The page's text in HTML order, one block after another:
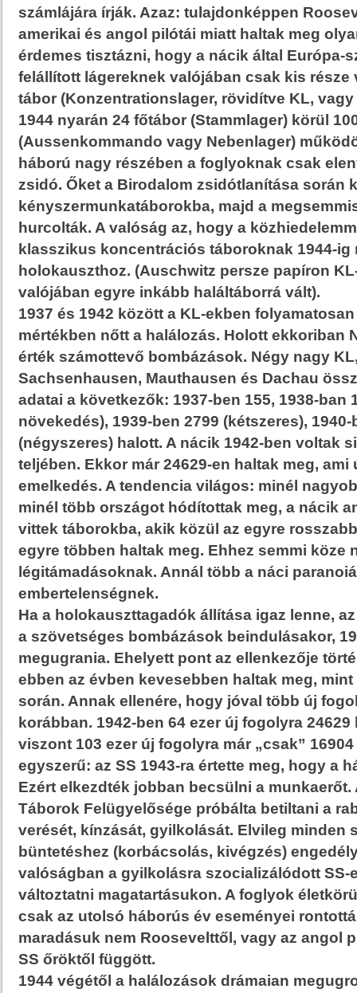
számlájára írják. Azaz: tulajdonképpen
amerikai és angol pilótái miatt haltak meg
érdemes tisztázni, hogy a nácik által Európa-
felállított lágereknek valójában csak kis
tábor (Konzentrationslager, rövidítve KL,
1944 nyarán 24 főtábor (Stammlager) körül
(Aussenkommando vagy Nebenlager)
háború nagy részében a foglyoknak csak
zsidó. Őket a Birodalom zsidótlanítása során
kényszermunkatáborokba, majd a
hurcolták. A valóság az, hogy a
klasszikus koncentrációs táboroknak 1944-ig
holokauszthoz. (Auschwitz persze papíron
valójában egyre inkább haláltáborrá vált).
1937 és 1942 között a KL-ekben
mértékben nőtt a halálozás. Holott ekkoriban
érték számottevő bombázások. Négy nagy
Sachsenhausen, Mauthausen és Dachau
adatai a következők: 1937-ben 155, 1938-ban
növekedés), 1939-ben 2799 (kétszeres), 1940-
(négyszeres) halott. A nácik 1942-ben voltak
teljében. Ekkor már 24629-en haltak meg, ami
emelkedés. A tendencia világos: minél
minél több országot hódítottak meg, a nácik
vittek táborokba, akik közül az egyre
egyre többen haltak meg. Ehhez semmi köze
légitámadásoknak. Annál több a náci
embertelenségnek.
Ha a holokauszttagadók állítása igaz lenne,
a szövetséges bombázások beindulásakor,
megugrania. Ehelyett pont az ellenkezője
ebben az évben kevesebben haltak meg,
során. Annak ellenére, hogy jóval több új
korábban. 1942-ben 64 ezer új fogolyra 24629
viszont 103 ezer új fogolyra már „csak”
egyszerű: az SS 1943-ra értette meg, hogy a
Ezért elkezdték jobban becsülni a
Táborok Felügyelősége próbálta betiltani a
verését, kínzását, gyilkolását. Elvileg minden
büntetéshez (korbácsolás, kivégzés)
valóságban a gyilkolásra szocializálódott SS-
változtatni magatartásukon. A foglyok
csak az utolsó háborús év eseményei
maradásuk nem Roosevelttől, vagy az angol
SS őröktől függött.
1944 végétől a halálozások drámaian